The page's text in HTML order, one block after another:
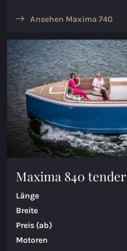
Ansehen Maxima 740
Maxima 840 tender
Länge
Breite
Preis (ab)
Motoren